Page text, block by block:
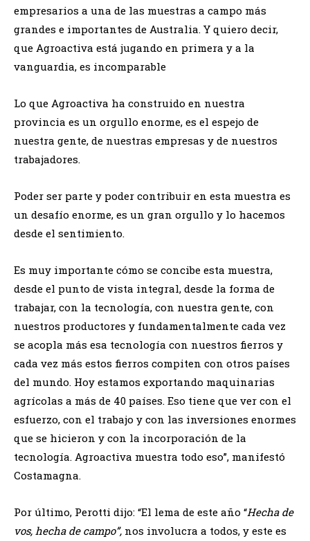
empresarios a una de las muestras a campo más
grandes e importantes de Australia. Y quiero decir,
que Agroactiva está jugando en primera y a la
vanguardia, es incomparable
Lo que Agroactiva ha construido en nuestra
provincia es un orgullo enorme, es el espejo de
nuestra gente, de nuestras empresas y de nuestros
trabajadores.
Poder ser parte y poder contribuir en esta muestra es
un desafío enorme, es un gran orgullo y lo hacemos
desde el sentimiento.
Es muy importante cómo se concibe esta muestra,
desde el punto de vista integral, desde la forma de
trabajar, con la tecnología, con nuestra gente, con
nuestros productores y fundamentalmente cada vez
se acopla más esa tecnología con nuestros fierros y
cada vez más estos fierros compiten con otros países
del mundo. Hoy estamos exportando maquinarias
agrícolas a más de 40 países. Eso tiene que ver con el
esfuerzo, con el trabajo y con las inversiones enormes
que se hicieron y con la incorporación de la
tecnología. Agroactiva muestra todo eso”, manifestó
Costamagna.
Por último, Perotti dijo: “El lema de este año “Hecha de
vos, hecha de campo”, nos involucra a todos, y este es